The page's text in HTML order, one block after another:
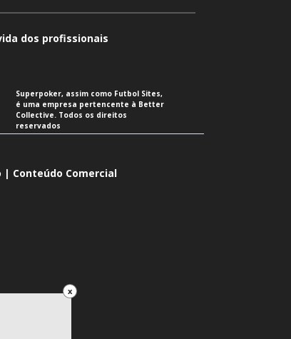
x
dos profissionais
Superpoker, assim como Futbol Sites,
é uma empresa pertencente à Better
Collective. Todos os direitos
reservados
Conteúdo Comercial